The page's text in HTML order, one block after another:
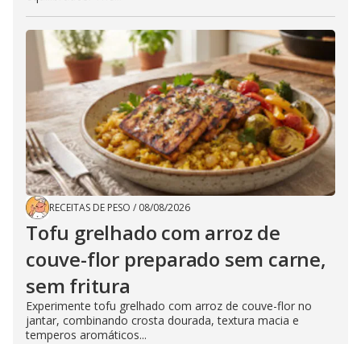
RECEITAS DE PESO / 08/08/2026
Tofu grelhado com arroz de
couve-flor preparado sem carne,
sem fritura
Experimente tofu grelhado com arroz de couve-flor no
jantar, combinando crosta dourada, textura macia e
temperos aromáticos...